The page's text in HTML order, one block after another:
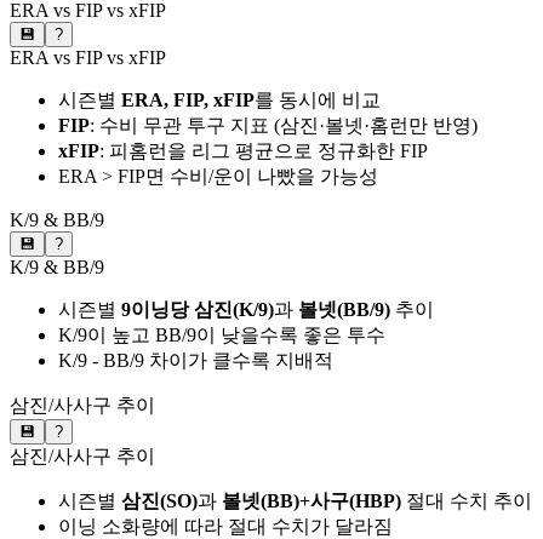
ERA vs FIP vs xFIP
💾 ?
ERA vs FIP vs xFIP
시즌별 ERA, FIP, xFIP를 동시에 비교
FIP: 수비 무관 투구 지표 (삼진·볼넷·홈런만 반영)
xFIP: 피홈런을 리그 평균으로 정규화한 FIP
ERA > FIP면 수비/운이 나빴을 가능성
K/9 & BB/9
💾 ?
K/9 & BB/9
시즌별 9이닝당 삼진(K/9)과 볼넷(BB/9) 추이
K/9이 높고 BB/9이 낮을수록 좋은 투수
K/9 - BB/9 차이가 클수록 지배적
삼진/사사구 추이
💾 ?
삼진/사사구 추이
시즌별 삼진(SO)과 볼넷(BB)+사구(HBP) 절대 수치 추이
이닝 소화량에 따라 절대 수치가 달라짐